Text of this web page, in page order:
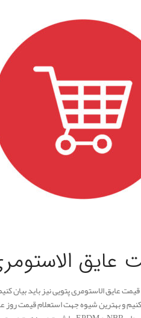
عایق
قیمت عایق الاستومری پتویی نیز باید
کنیم و بهترین شیوه جهت استعلام قیمت